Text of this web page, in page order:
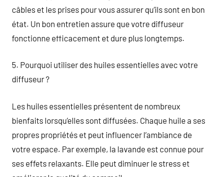
câbles et les prises pour vous assurer qu’ils sont en bon
état. Un bon entretien assure que votre diffuseur
fonctionne efficacement et dure plus longtemps.
5. Pourquoi utiliser des huiles essentielles avec votre
diffuseur ?
Les huiles essentielles présentent de nombreux
bienfaits lorsqu’elles sont diffusées. Chaque huile a ses
propres propriétés et peut influencer l’ambiance de
votre espace. Par exemple, la lavande est connue pour
ses effets relaxants. Elle peut diminuer le stress et